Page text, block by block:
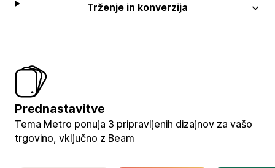
Trženje in konverzija
Prednastavitve
Tema Metro ponuja 3 pripravljenih dizajnov za vašo
trgovino, vključno z Beam